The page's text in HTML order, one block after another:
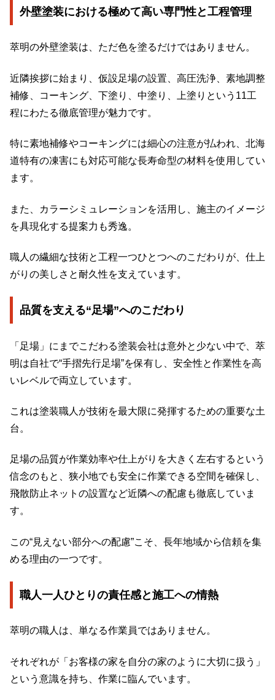
外壁塗装における極めて高い専門性と工程管理
萃明の外壁塗装は、ただ色を塗るだけではありません。
近隣挨拶に始まり、仮設足場の設置、高圧洗浄、素地調整
補修、コーキング、下塗り、中塗り、上塗りという11工
程にわたる徹底管理が魅力です。
特に素地補修やコーキングには細心の注意が払われ、北海
道特有の凍害にも対応可能な長寿命型の材料を使用してい
ます。
また、カラーシミュレーションを活用し、施主のイメージ
を具現化する提案力も秀逸。
職人の繊細な技術と工程一つひとつへのこだわりが、仕上
がりの美しさと耐久性を支えています。
品質を支える“足場”へのこだわり
「足場」にまでこだわる塗装会社は意外と少ない中で、萃
明は自社で“手摺先行足場”を保有し、安全性と作業性を高
いレベルで両立しています。
これは塗装職人が技術を最大限に発揮するための重要な土
台。
足場の品質が作業効率や仕上がりを大きく左右するという
信念のもと、狭小地でも安全に作業できる空間を確保し、
飛散防止ネットの設置など近隣への配慮も徹底していま
す。
この“見えない部分への配慮”こそ、長年地域から信頼を集
める理由の一つです。
職人一人ひとりの責任感と施工への情熱
萃明の職人は、単なる作業員ではありません。
それぞれが「お客様の家を自分の家のように大切に扱う」
という意識を持ち、作業に臨んでいます。